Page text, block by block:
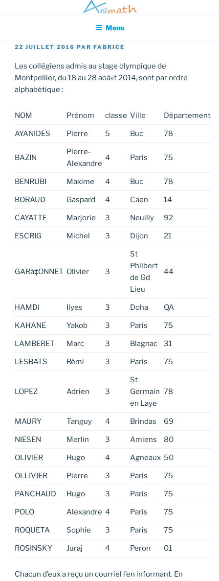
au
principal
Association pour l'Animation en Mathématiques
Menu
PUBLIÉ
22 JUILLET 2016 PAR FABRICE
Les collégiens admis au stage olympique de
Montpellier, du 18 au 28 aoà»t 2014, sont par ordre
alphabétique :
NOM Prénom classe Ville Département
AYANIDES Pierre 5 Buc 78
BAZIN
Pierre-
Alexandre
4 Paris 75
BENRUBI Maxime 4 Buc 78
BORAUD Gaspard 4 Caen 14
CAYATTE Marjorie 3 Neuilly 92
ESCRIG Michel 3 Dijon 21
GARà‡ONNET Olivier 3
St
Philbert
de Gd
Lieu
44
HAMDI Ilyes 3 Doha QA
KAHANE Yakob 3 Paris 75
LAMBERET Marc 3 Blagnac 31
LESBATS Rémi 3 Paris 75
LOPEZ Adrien 3
St
Germain
en Laye
78
MAURY Tanguy 4 Brindas 69
NIESEN Merlin 3 Amiens 80
OLIVIER Hugo 4 Agneaux 50
OLLIVIER Pierre 3 Paris 75
PANCHAUD Hugo 3 Paris 75
POLO Alexandre 4 Paris 75
ROQUETA Sophie 3 Paris 75
ROSINSKY Juraj 4 Peron 01
Chacun d’eux a reçu un courriel l’en informant. En